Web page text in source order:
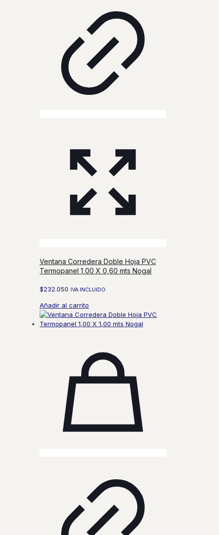
Ventana Corredera Doble Hoja PVC
Termopanel 1,00 X 0,60 mts Nogal
$232.050 IVA INCLUIDO
Añadir al carrito